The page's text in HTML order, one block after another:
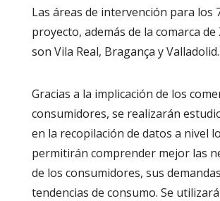
Las áreas de intervención para los
proyecto, además de la comarca de
son Vila Real, Bragança y Valladolid.
Gracias a la implicación de los
consumidores, se realizarán
en la recopilación de datos a nivel
permitirán comprender mejor las
de los consumidores, sus
tendencias de consumo. Se